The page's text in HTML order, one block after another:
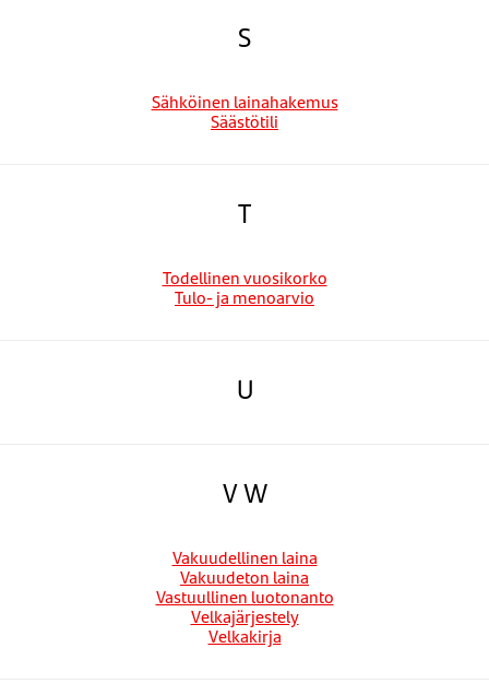
S
Sähköinen lainahakemus
Säästötili
T
Todellinen vuosikorko
Tulo- ja menoarvio
U
V W
Vakuudellinen laina
Vakuudeton laina
Vastuullinen luotonanto
Velkajärjestely
Velkakirja